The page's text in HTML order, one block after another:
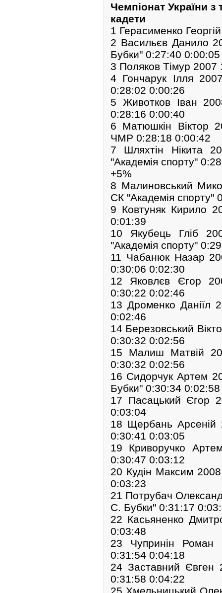
Чемпіонат України з
кадети
1 Герасименко
2 Васильєв Данило
Бубки" 0:27:40 0:00:05
3 Поляков Тімур
4 Гончарук Ілля
0:28:02 0:00:26
5 Животков Іван
0:28:16 0:00:40
6 Матюшкін Віктор
ЧМР 0:28:18 0:00:42
7 Шляхтін Нікита
"Академія спорту"
+5%
8 Малиновський
СК "Академія спорту"
9 Ковтуняк Кирило
0:01:39
10 Якубець Гліб
"Академія спорту"
11 Чабанюк Назар
0:30:06 0:02:30
12 Яковлєв Єгор
0:30:22 0:02:46
13 Дроменко Даніїл
0:02:46
14 Березовський
0:30:32 0:02:56
15 Малиш Матвій
0:30:32 0:02:56
16 Сидорчук Артем
Бубки" 0:30:34 0:02:58
17 Пасацький Єгор
0:03:04
18 Щербань
0:30:41 0:03:05
19 Криворучко
0:30:47 0:03:12
20 Кудін Максим
0:03:23
21 Потрубач
С. Бубки" 0:31:17
22 Касьяненко
0:03:48
23 Чупринін Роман
0:31:54 0:04:18
24 Заставний
0:31:58 0:04:22
25 Хмельницький